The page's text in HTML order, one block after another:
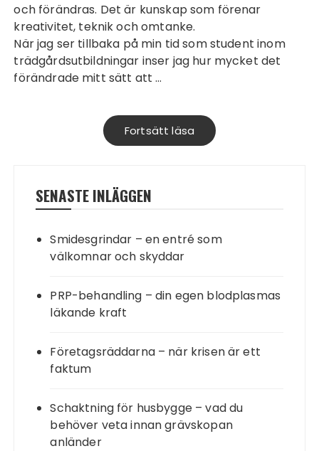
och förändras. Det är kunskap som förenar
kreativitet, teknik och omtanke.
När jag ser tillbaka på min tid som student inom
trädgårdsutbildningar inser jag hur mycket det
förändrade mitt sätt att …
Fortsätt läsa
SENASTE INLÄGGEN
Smidesgrindar – en entré som
välkomnar och skyddar
PRP-behandling – din egen blodplasmas
läkande kraft
Företagsräddarna – när krisen är ett
faktum
Schaktning för husbygge – vad du
behöver veta innan grävskopan
anländer